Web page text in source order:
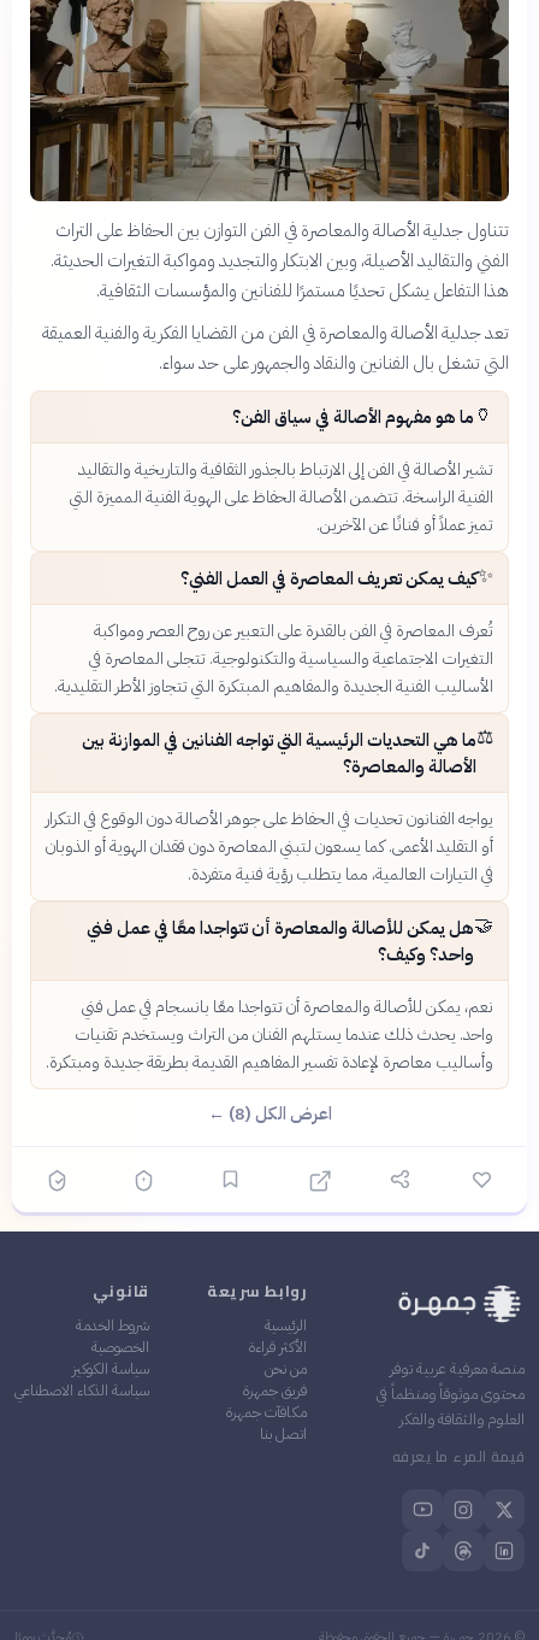
تتناول جدلية الأصالة والمعاصرة في الفن التوازن بين الحفاظ على التراث
الفني والتقاليد الأصيلة، وبين الابتكار والتجديد ومواكبة التغيرات الحديثة.
هذا التفاعل يشكل تحديًا مستمرًا للفنانين والمؤسسات الثقافية.
تعد جدلية الأصالة والمعاصرة في الفن من القضايا الفكرية والفنية العميقة
التي تشغل بال الفنانين والنقاد والجمهور على حد سواء.
🏺 ما هو مفهوم الأصالة في سياق الفن؟
تشير الأصالة في الفن إلى الارتباط بالجذور الثقافية والتاريخية والتقاليد
الفنية الراسخة. تتضمن الأصالة الحفاظ على الهوية الفنية المميزة التي
تميز عملاً أو فنانًا عن الآخرين.
✨كيف يمكن تعريف المعاصرة في العمل الفني؟
تُعرف المعاصرة في الفن بالقدرة على التعبير عن روح العصر ومواكبة
التغيرات الاجتماعية والسياسية والتكنولوجية. تتجلى المعاصرة في
الأساليب الفنية الجديدة والمفاهيم المبتكرة التي تتجاوز الأطر التقليدية.
⚖️ما هي التحديات الرئيسية التي تواجه الفنانين في الموازنة بين
الأصالة والمعاصرة؟
يواجه الفنانون تحديات في الحفاظ على جوهر الأصالة دون الوقوع في التكرار
أو التقليد الأعمى. كما يسعون لتبني المعاصرة دون فقدان الهوية أو الذوبان
في التيارات العالمية، مما يتطلب رؤية فنية متفردة.
🤝هل يمكن للأصالة والمعاصرة أن تتواجدا معًا في عمل فني
واحد؟ وكيف؟
نعم، يمكن للأصالة والمعاصرة أن تتواجدا معًا بانسجام في عمل فني
واحد. يحدث ذلك عندما يستلهم الفنان من التراث ويستخدم تقنيات
وأساليب معاصرة لإعادة تفسير المفاهيم القديمة بطريقة جديدة ومبتكرة.
اعرض الكل (8) ←
منصة معرفية عربية توفر
محتوى موثوقاً ومنظماً في
العلوم والثقافة والفكر
قيمة المرء ما يعرفه
روابط سريعة
الرئيسية
الأكثر قراءة
من نحن
فريق جمهرة
مكافآت جمهرة
اتصل بنا
قانوني
شروط الخدمة
الخصوصية
سياسة الكوكيز
سياسة الذكاء الاصطناعي